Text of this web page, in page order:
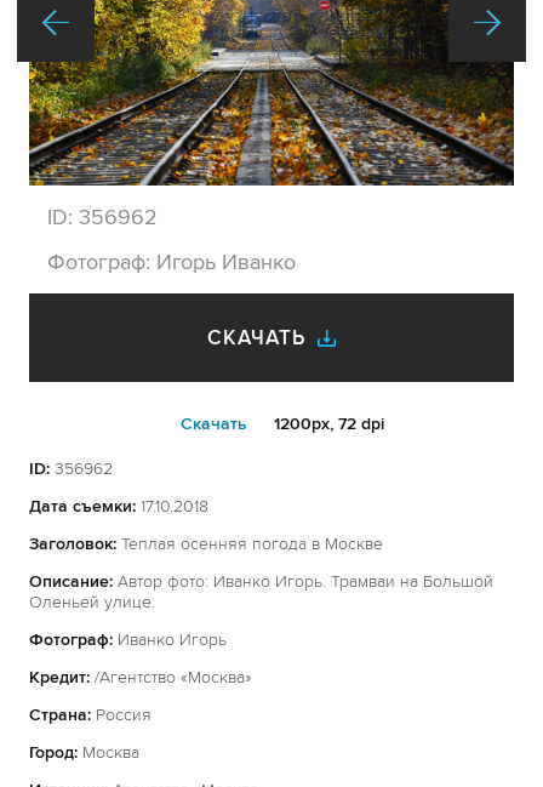
ID: 356962
Фотограф: Игорь Иванко
СКАЧАТЬ
Cкачать 1200px, 72 dpi
ID: 356962
Дата съемки: 17.10.2018
Заголовок: Теплая осенняя погода в Москве
Описание: Автор фото: Иванко Игорь. Трамваи на Большой
Оленьей улице.
Фотограф: Иванко Игорь
Кредит: /Агентство «Москва»
Страна: Россия
Город: Москва